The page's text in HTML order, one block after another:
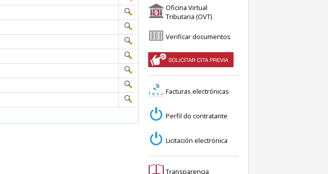
Oficina Virtual
Tributaria (OVT)
Verificar documentos
Facturas electrónicas
Perfil do contratante
Licitación electrónica
Transparencia